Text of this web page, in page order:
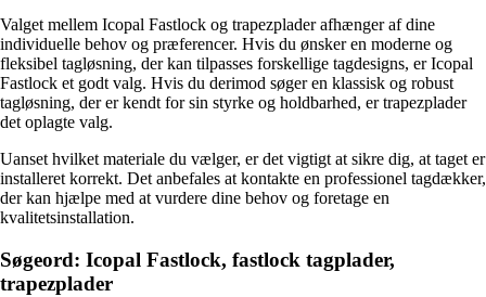
Valget mellem Icopal Fastlock og trapezplader afhænger af dine
individuelle behov og præferencer. Hvis du ønsker en moderne og
fleksibel tagløsning, der kan tilpasses forskellige tagdesigns, er Icopal
Fastlock et godt valg. Hvis du derimod søger en klassisk og robust
tagløsning, der er kendt for sin styrke og holdbarhed, er trapezplader
det oplagte valg.
Uanset hvilket materiale du vælger, er det vigtigt at sikre dig, at taget er
installeret korrekt. Det anbefales at kontakte en professionel tagdækker,
der kan hjælpe med at vurdere dine behov og foretage en
kvalitetsinstallation.
Søgeord: Icopal Fastlock, fastlock tagplader,
trapezplader